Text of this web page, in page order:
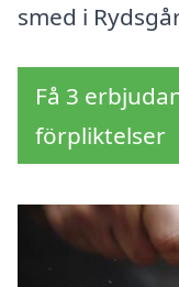
smed i
Få 3
förpliktelser